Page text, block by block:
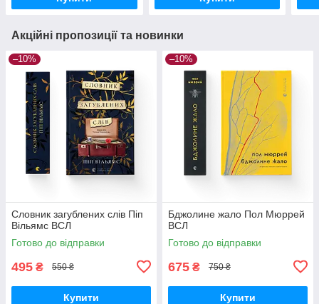
Акційні пропозиції та новинки
–10%
Словник загублених слів Піп
Вільямс ВСЛ
Готово до відправки
495 ₴ 550 ₴
Купити
–10%
Бджолине жало Пол Мюррей
ВСЛ
Готово до відправки
675 ₴ 750 ₴
Купити